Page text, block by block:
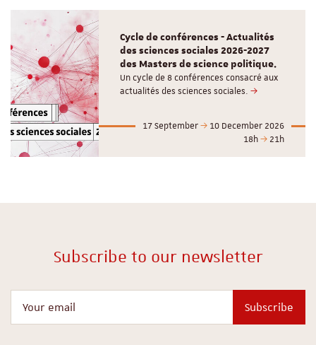
Cycle de conférences - Actualités
des sciences sociales 2026-2027
des Masters de science politique.
Un cycle de 8 conférences consacré aux
actualités des sciences sociales.
17 September
10 December 2026
18h
21h
Subscribe to our newsletter
Subscribe